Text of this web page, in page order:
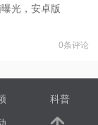
光，安卓版
0条评论
科普